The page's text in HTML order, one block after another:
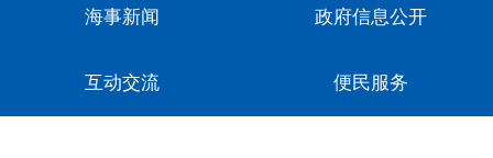
海事新闻 政府信息公开
互动交流 便民服务